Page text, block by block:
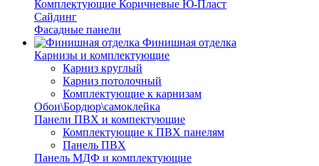
Комплектующие Коричневые Ю-Пласт
Сайдинг
Фасадные панели
Финишная отделка
Карнизы и комплектующие
Карниз круглый
Карниз потолочный
Комплектующие к карнизам
Обои\Бордюр\самоклейка
Панели ПВХ и компектующие
Комплектующие к ПВХ панелям
Панель ПВХ
Панель МДФ и комплектующие